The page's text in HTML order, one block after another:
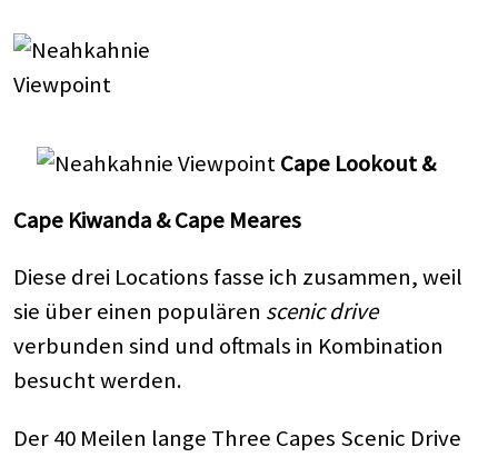
Cape Lookout &
Cape Kiwanda& Cape Meares
Diese drei Locations fasse ich zusammen, weil
sie über einen populären scenic drive
verbunden sind und oftmals in Kombination
besucht werden.
Der 40 Meilen lange Three Capes Scenic Drive